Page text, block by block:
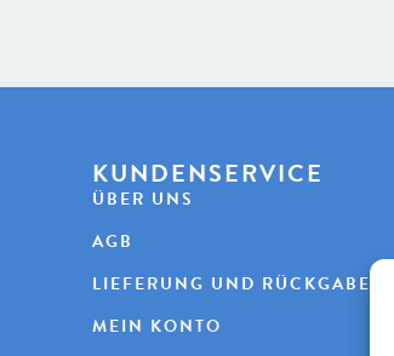
KUNDENSERVICE
ÜBER UNS
AGB
LIEFERUNG UND RÜCKGABE
MEIN KONTO